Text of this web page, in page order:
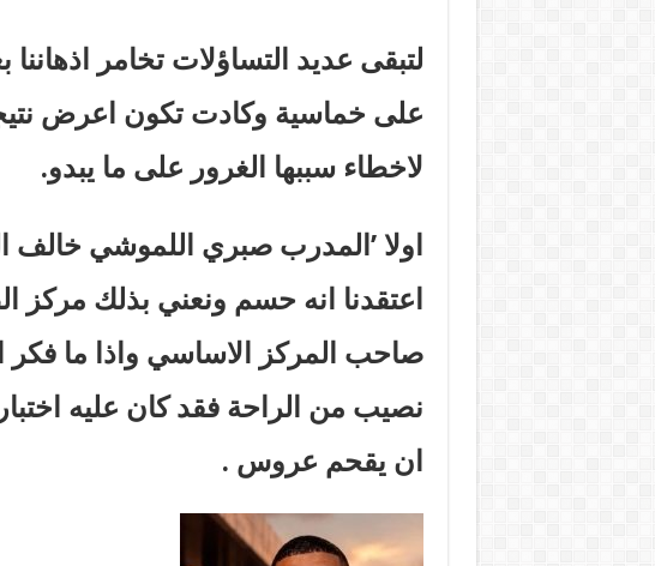
لتبقى عديد التساؤلات تخامر
على خماسية وكادت تكون اعرض
لاخطاء سببها الغرور على ما يبدو.
اولا ’المدرب صبري اللموشي خالف
اعتقدنا انه حسم ونعني بذلك مركز
صاحب المركز الاساسي واذا ما
نصيب من الراحة فقد كان عليه
ان يقحم عروس .